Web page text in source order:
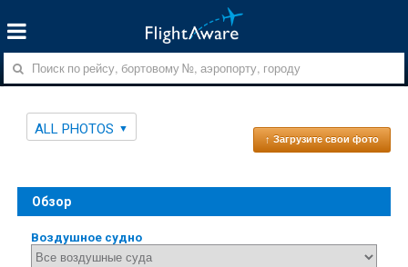
ALL PHOTOS
↑ Загрузите свои фото
Обзор
Воздушное судно